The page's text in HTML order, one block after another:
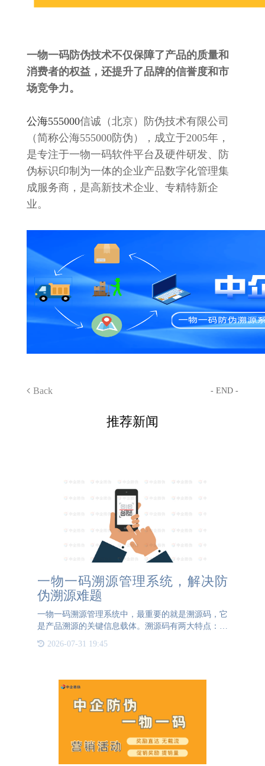
一物一码防伪技术不仅保障了产品的质量和
消费者的权益，还提升了品牌的信誉度和市
场竞争力。
公海555000信诚（北京）防伪技术有限公司
（简称公海555000防伪），成立于2005年，
是专注于一物一码软件平台及硬件研发、防
伪标识印制为一体的企业产品数字化管理集
成服务商，是高新技术企业、专精特新企
业。
Back - END -
推荐新闻
一物一码溯源管理系统，解决防
伪溯源难题
一物一码溯源管理系统中，最重要的就是溯源码，它
是产品溯源的关键信息载体。溯源码有两大特点：一
品信息透明可视，在一定程度上为消费者提供了安全
2026-07-31 19:45